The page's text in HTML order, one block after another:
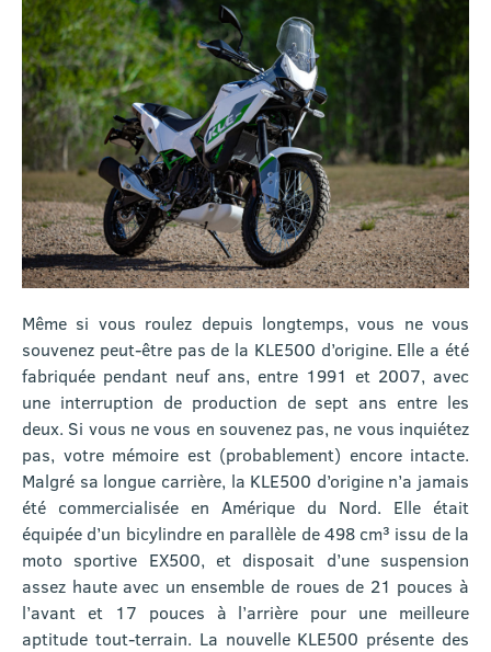
Même si vous roulez depuis longtemps, vous ne vous
souvenez peut-être pas de la KLE500 d’origine. Elle a été
fabriquée pendant neuf ans, entre 1991 et 2007, avec
une interruption de production de sept ans entre les
deux. Si vous ne vous en souvenez pas, ne vous inquiétez
pas, votre mémoire est (probablement) encore intacte.
Malgré sa longue carrière, la KLE500 d’origine n’a jamais
été commercialisée en Amérique du Nord. Elle était
équipée d’un bicylindre en parallèle de 498 cm³ issu de la
moto sportive EX500, et disposait d’une suspension
assez haute avec un ensemble de roues de 21 pouces à
l’avant et 17 pouces à l’arrière pour une meilleure
aptitude tout-terrain. La nouvelle KLE500 présente des